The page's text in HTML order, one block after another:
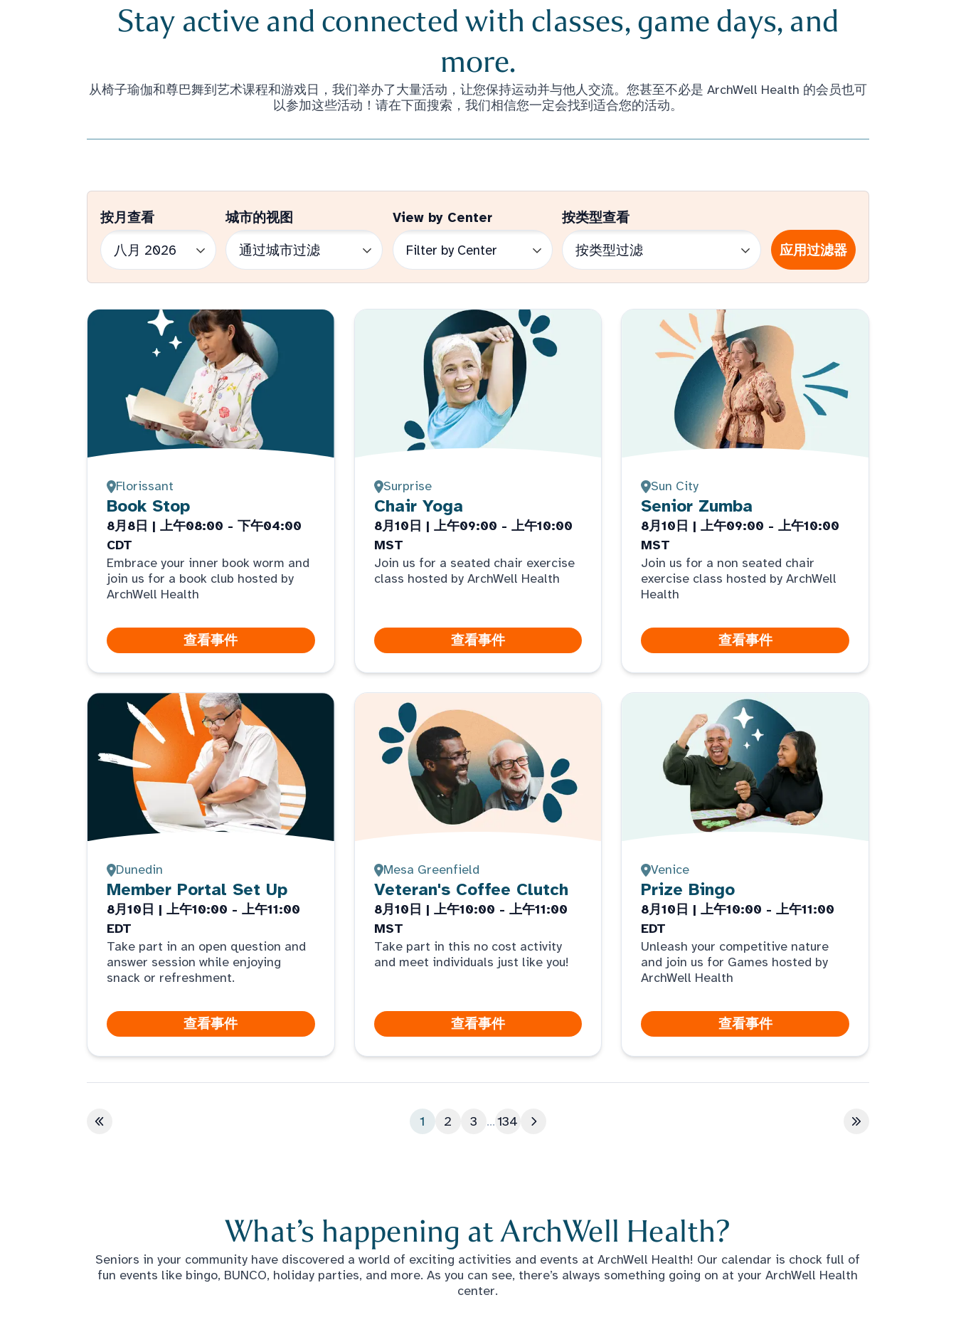
Stay active and connected with classes, game days, and
more.
从椅子瑜伽和尊巴舞到艺术课程和游戏日，我们举办了大量活动，让您保持运动并与他人交流。您甚至不必是 ArchWell Health 的会员也可
以参加这些活动！请在下面搜索，我们相信您一定会找到适合您的活动。
按月查看 城市的视图 View by Center
按类型查看
应用过滤器
Florissant
Book Stop
8月8日 | 上午08:00 - 下午04:00
CDT
Embrace your inner book worm and
join us for a book club hosted by
ArchWell Health
查看事件
Surprise
Chair Yoga
8月10日 | 上午09:00 - 上午10:00
MST
Join us for a seated chair exercise
class hosted by ArchWell Health
查看事件
Sun City
Senior Zumba
8月10日 | 上午09:00 - 上午10:00
MST
Join us for a non seated chair
exercise class hosted by ArchWell
Health
查看事件
Dunedin
Member Portal Set Up
8月10日 | 上午10:00 - 上午11:00
EDT
Take part in an open question and
answer session while enjoying
snack or refreshment.
查看事件
Mesa Greenfield
Veteran's Coffee Clutch
8月10日 | 上午10:00 - 上午11:00
MST
Take part in this no cost activity
and meet individuals just like you!
查看事件
Venice
Prize Bingo
8月10日 | 上午10:00 - 上午11:00
EDT
Unleash your competitive nature
and join us for Games hosted by
ArchWell Health
查看事件
第一页 1 2 3 ... 134 下一页 最后一页
What’s happening at ArchWell Health?
Seniors in your community have discovered a world of exciting activities and events at ArchWell Health! Our calendar is chock full of
fun events like bingo, BUNCO, holiday parties, and more. As you can see, there’s always something going on at your ArchWell Health
center.